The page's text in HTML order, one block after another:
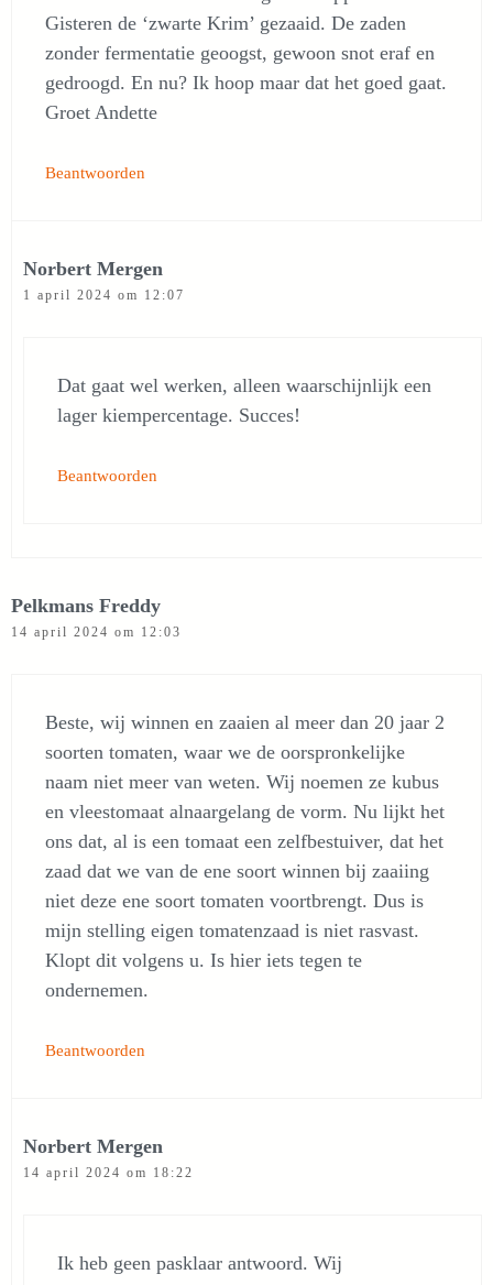
Gisteren de ‘zwarte Krim’ gezaaid. De zaden
zonder fermentatie geoogst, gewoon snot eraf en
gedroogd. En nu? Ik hoop maar dat het goed gaat.
Groet Andette
Beantwoorden
Norbert Mergen
1 april 2024 om 12:07
Dat gaat wel werken, alleen waarschijnlijk een
lager kiempercentage. Succes!
Beantwoorden
Pelkmans Freddy
14 april 2024 om 12:03
Beste, wij winnen en zaaien al meer dan 20 jaar 2
soorten tomaten, waar we de oorspronkelijke
naam niet meer van weten. Wij noemen ze kubus
en vleestomaat alnaargelang de vorm. Nu lijkt het
ons dat, al is een tomaat een zelfbestuiver, dat het
zaad dat we van de ene soort winnen bij zaaiing
niet deze ene soort tomaten voortbrengt. Dus is
mijn stelling eigen tomatenzaad is niet rasvast.
Klopt dit volgens u. Is hier iets tegen te
ondernemen.
Beantwoorden
Norbert Mergen
14 april 2024 om 18:22
Ik heb geen pasklaar antwoord. Wij